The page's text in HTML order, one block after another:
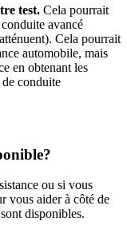
test. Cela pourrait
avancé
Cela pourrait
automobile, mais
en obtenant les
de conduite
ou si vous
vous aider à côté de
disponibles.